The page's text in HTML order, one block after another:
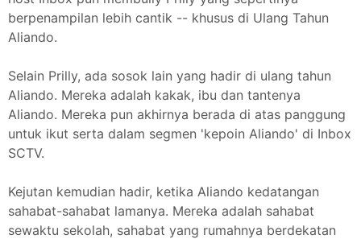
berpenampilan lebih cantik -- khusus di Ulang Tahun
Aliando.
Selain Prilly, ada sosok lain yang hadir di ulang tahun
Aliando. Mereka adalah kakak, ibu dan tantenya
Aliando. Mereka pun akhirnya berada di atas panggung
untuk ikut serta dalam segmen 'kepoin Aliando' di Inbox
SCTV.
Kejutan kemudian hadir, ketika Aliando kedatangan
sahabat-sahabat lamanya. Mereka adalah sahabat
sewaktu sekolah, sahabat yang rumahnya berdekatan